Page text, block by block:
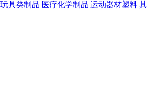
玩具类制品 医疗化学制品 运动器材塑料 其